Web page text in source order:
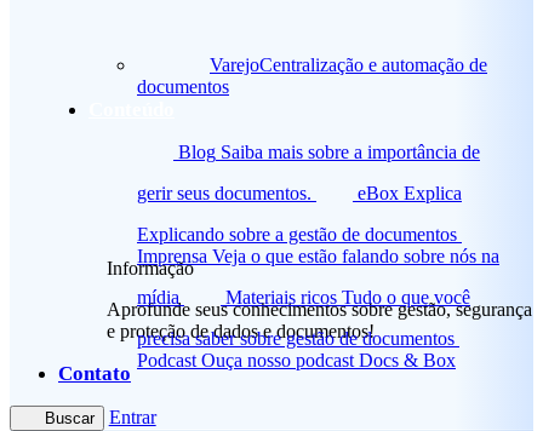
VarejoCentralização e automação de
documentos
Blog Saiba mais sobre a importância de
gerir seus documentos.
eBox Explica
Explicando sobre a gestão de documentos
Imprensa Veja o que estão falando sobre nós na
mídia
Materiais ricos Tudo o que você
precisa saber sobre gestão de documentos
Podcast Ouça nosso podcast Docs & Box
Informação
Aprofunde seus conhecimentos sobre gestão, segurança
e proteção de dados e documentos!
Contato
Buscar Entrar